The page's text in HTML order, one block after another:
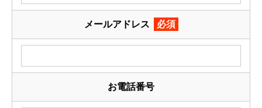
メールアドレス 必須
お電話番号